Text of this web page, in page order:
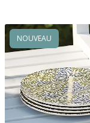
NOUVEAU